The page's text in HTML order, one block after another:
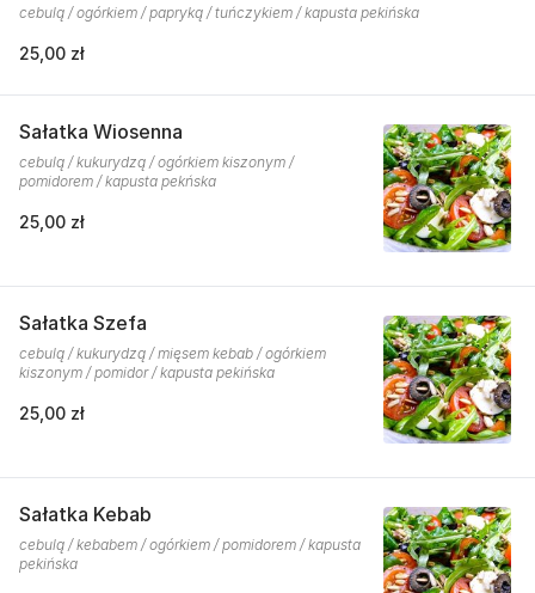
cebulą / ogórkiem / papryką / tuńczykiem / kapusta pekińska
25,00 zł
Sałatka Wiosenna
cebulą / kukurydzą / ogórkiem kiszonym /
pomidorem / kapusta pekńska
25,00 zł
Sałatka Szefa
cebulą / kukurydzą / mięsem kebab / ogórkiem
kiszonym / pomidor / kapusta pekińska
25,00 zł
Sałatka Kebab
cebulą / kebabem / ogórkiem / pomidorem / kapusta
pekińska